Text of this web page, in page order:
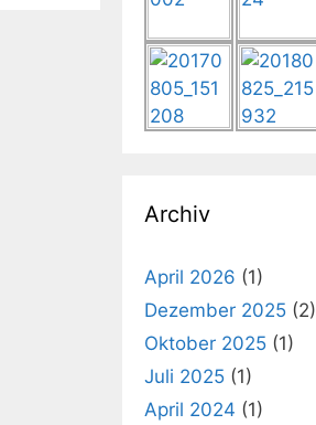
Archiv
April 2026 (1)
Dezember 2025 (2)
Oktober 2025 (1)
Juli 2025 (1)
April 2024 (1)